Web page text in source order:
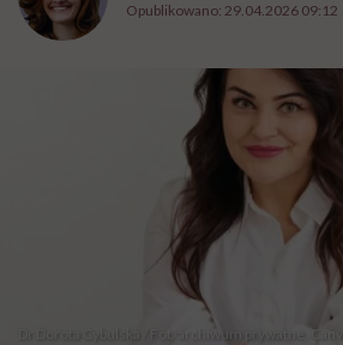
Opublikowano: 29.04.2026 09:12
Dr Dorota Cybulska / Fot. archiwum prywatne, Canva